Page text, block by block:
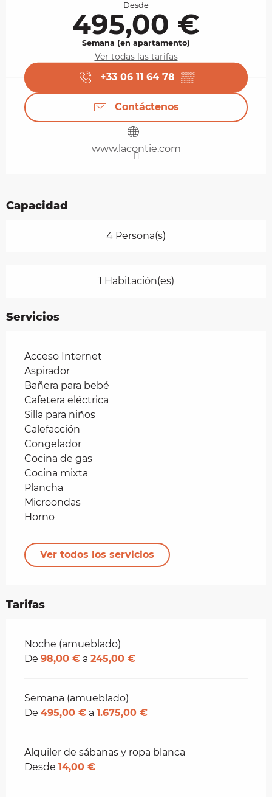
Desde
495,00 €
Semana (en apartamento)
Ver todas las tarifas
+33 06 11 64 78 ▒▒
Contáctenos
www.lacontie.com
Capacidad
4 Persona(s)
1 Habitación(es)
Servicios
Acceso Internet
Aspirador
Bañera para bebé
Cafetera eléctrica
Silla para niños
Calefacción
Congelador
Cocina de gas
Cocina mixta
Plancha
Microondas
Horno
Ver todos los servicios
Tarifas
Tarifas 2026
Noche (amueblado)
De 98,00 € a 245,00 €
Semana (amueblado)
De 495,00 € a 1.675,00 €
Alquiler de sábanas y ropa blanca
Desde 14,00 €